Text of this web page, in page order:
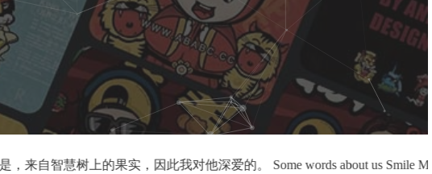
深爱的。 Some words about us Smile Makes Dreams Come